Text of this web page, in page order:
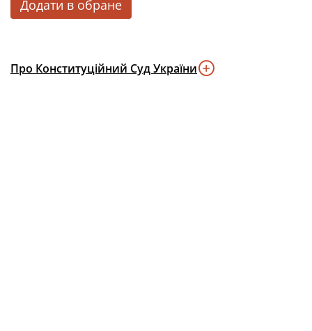
Додати в обране
Про Конституційний Суд України